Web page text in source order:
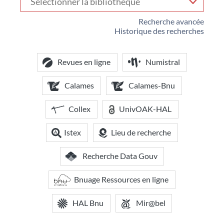
Recherche avancée
Historique des recherches
votre
bibliothèque
Revues en ligne Numistral
Calames Calames-Bnu
Collex UnivOAK-HAL
Istex Lieu de recherche
Recherche Data Gouv
Bnuage Ressources en ligne
HAL Bnu Mir@bel